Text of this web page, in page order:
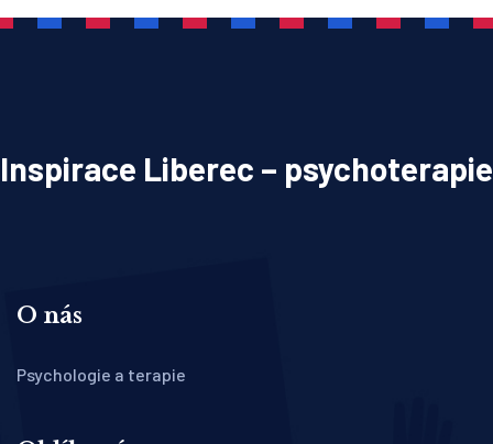
Inspirace Liberec – psychoterapie
O nás
Psychologie a terapie